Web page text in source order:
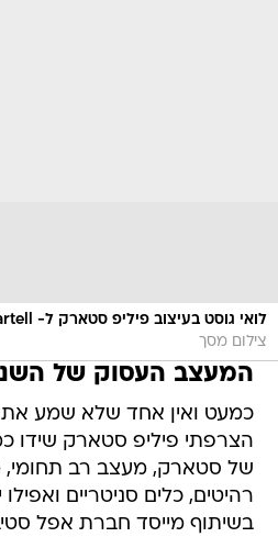
לואי גוסט בעיצוב פיליפ סטארק ל- Kartell, חוגג עשור
צילום מסך
המעצב העסוק של
כמעט ואין אחד שלא שמע
הצרפתי פיליפ סטארק שידו
של סטארק, מעצב רב תחומי,
רהיטים, כלים סניטריים
בשיתוף מייסד חברת אפל